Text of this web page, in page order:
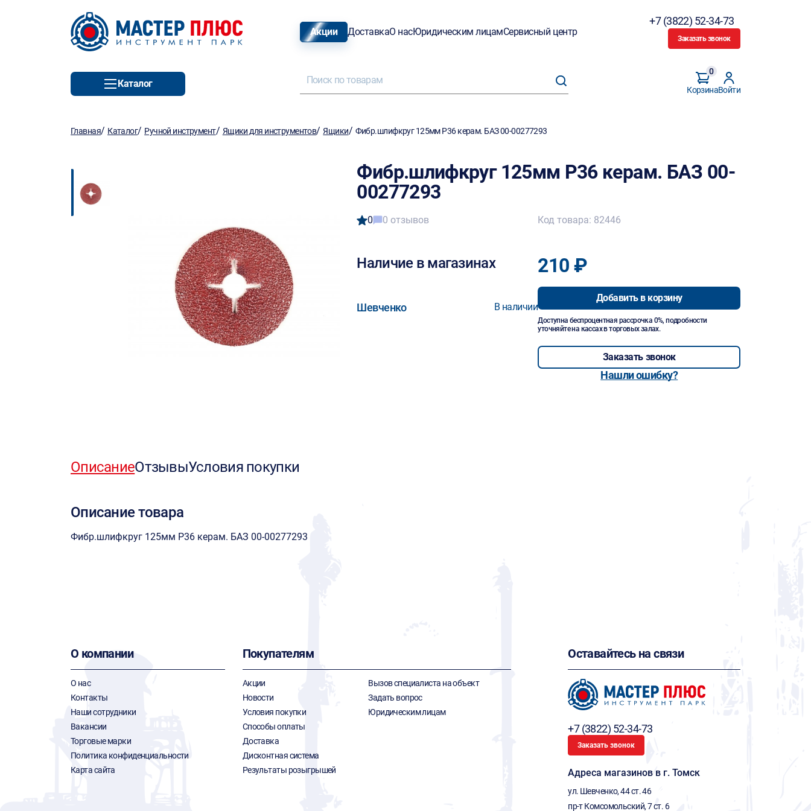
Акции ДоставкаО насЮридическим лицамСервисный центр
+7 (3822) 52-34-73
Заказать звонок
Каталог
Корзина
0
Войти
Главная/ Каталог/ Ручной инструмент/ Ящики для инструментов/Ящики/ Фибр.шлифкруг 125мм Р36 керам. БАЗ 00-00277293
Фибр.шлифкруг 125мм Р36 керам. БАЗ 00-
00277293
0 0 отзывов
Наличие в магазинах
Шевченко В наличии
Код товара: 82446
210 ₽
Добавить в корзину
Доступна беспроцентная рассрочка 0%, подробности
уточняйте на кассах в торговых залах.
Заказать звонок
Нашли ошибку?
ОписаниеОтзывыУсловия покупки
Описание товара
Фибр.шлифкруг 125мм Р36 керам. БАЗ 00-00277293
О компании
О нас
Контакты
Наши сотрудники
Вакансии
Торговые марки
Политика конфиденциальности
Карта сайта
Покупателям
Акции
Новости
Условия покупки
Способы оплаты
Доставка
Дисконтная система
Результаты розыгрышей
Вызов специалиста на объект
Задать вопрос
Юридическим лицам
Оставайтесь на связи
+7 (3822) 52-34-73
Заказать звонок
Адреса магазинов в г. Томск
ул. Шевченко, 44 ст. 46
пр-т Комсомольский, 7 ст. 6